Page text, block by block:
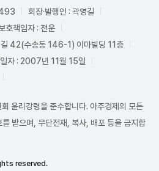
회장·발행인 : 곽영길
호책임자 : 전운
길 42(수송동 146-1) 이마빌딩 11층
자 : 2007년 11월 15일
윤리강령을 준수합니다. 아주경제의 모든
받으며, 무단전재, 복사, 배포 등을 금지합
reserved.